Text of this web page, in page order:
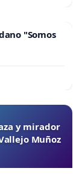
"Somos
y mirador
Muñoz